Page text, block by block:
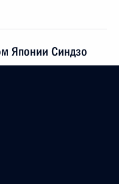
Японии Синдзо